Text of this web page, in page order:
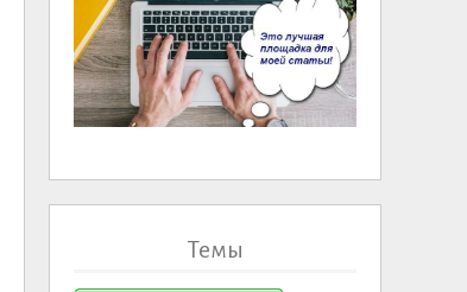
Темы